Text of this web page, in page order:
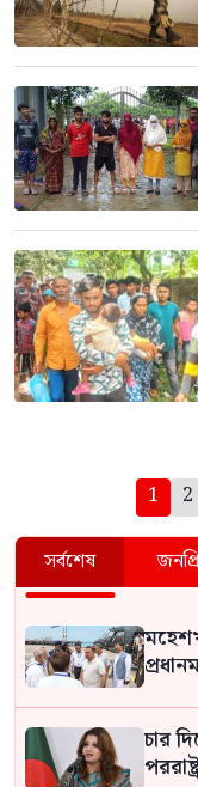
পেজিনেশন 1 2
সর্বশেষ
চার